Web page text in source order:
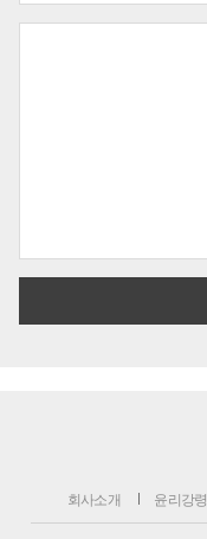
회사소개 윤리강령